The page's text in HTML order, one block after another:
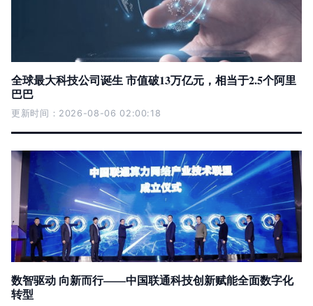
全球最大科技公司诞生 市值破13万亿元，相当于2.5个阿里
巴巴
更新时间：2026-08-06 02:00:18
数智驱动 向新而行——中国联通科技创新赋能全面数字化
转型